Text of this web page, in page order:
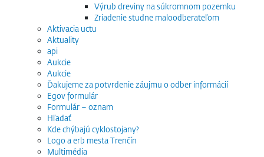
Výrub dreviny na súkromnom pozemku
Zriadenie studne maloodberateľom
Aktivacia uctu
Aktuality
api
Aukcie
Aukcie
Ďakujeme za potvrdenie záujmu o odber informácií
Egov formulár
Formulár – oznam
Hľadať
Kde chýbajú cyklostojany?
Logo a erb mesta Trenčín
Multimédia